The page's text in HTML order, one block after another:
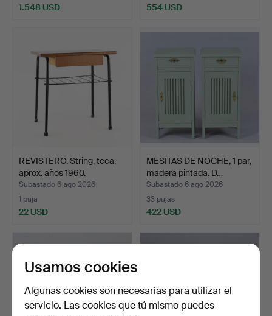
1.548 USD 554 USD
REVISTERO. String, teca,
aprox. años 1960.
Subastado 6 ago 2026
1 puja
22 USD
MESITAS DE NOCHE, 1 par,
madera pintada. D…
Subastado 6 ago 2026
33 pujas
422 USD
Usamos cookies
Algunas cookies son necesarias para utilizar el
servicio. Las cookies que tú mismo puedes